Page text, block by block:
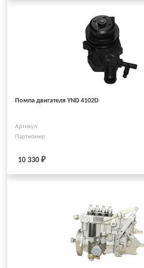
Помпа двигателя YND 4102D
Артикул
Партномер
10 330 ₽